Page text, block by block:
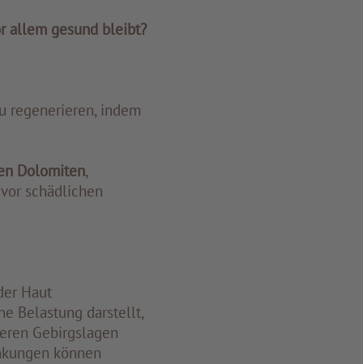
allem gesund bleibt?
regenerieren, indem
Dolomiten,
schädlichen
Haut
Belastung darstellt,
Gebirgslagen
können